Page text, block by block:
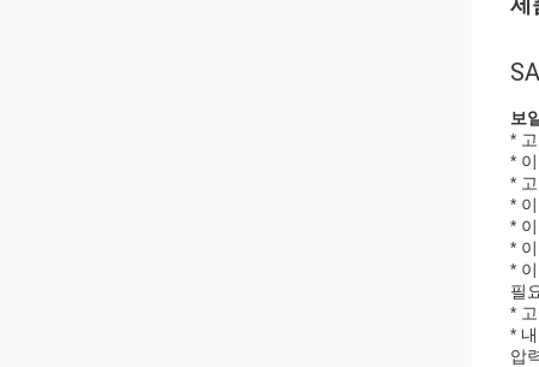
보
*
*
*
*
*
*
*
필
*
*
압